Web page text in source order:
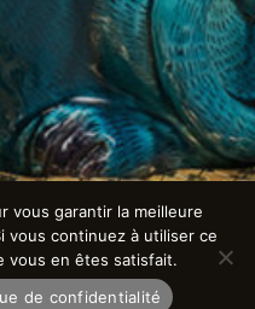
vous garantir la meilleure
vous continuez à utiliser ce
vous en êtes satisfait.
de confidentialité